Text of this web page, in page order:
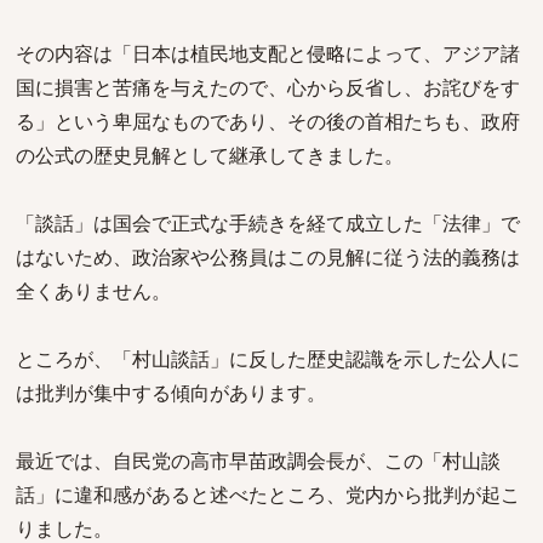
その内容は「日本は植民地支配と侵略によって、アジア諸
国に損害と苦痛を与えたので、心から反省し、お詫びをす
る」という卑屈なものであり、その後の首相たちも、政府
の公式の歴史見解として継承してきました。
「談話」は国会で正式な手続きを経て成立した「法律」で
はないため、政治家や公務員はこの見解に従う法的義務は
全くありません。
ところが、「村山談話」に反した歴史認識を示した公人に
は批判が集中する傾向があります。
最近では、自民党の高市早苗政調会長が、この「村山談
話」に違和感があると述べたところ、党内から批判が起こ
りました。